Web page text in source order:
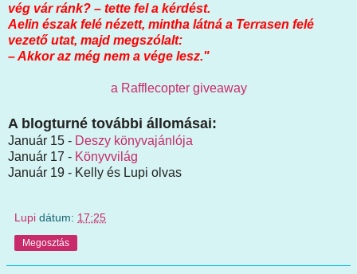
vég vár ránk? – tette fel a kérdést.
Aelin észak felé nézett, mintha látná a Terrasen felé
vezető utat, majd megszólalt:
– Akkor az még nem a vége lesz."
a Rafflecopter giveaway
A blogturné további állomásai:
Január 15 - Deszy könyvajánlója
Január 17 - Könyvvilág
Január 19 - Kelly és Lupi olvas
Lupi dátum: 17:25
Megosztás